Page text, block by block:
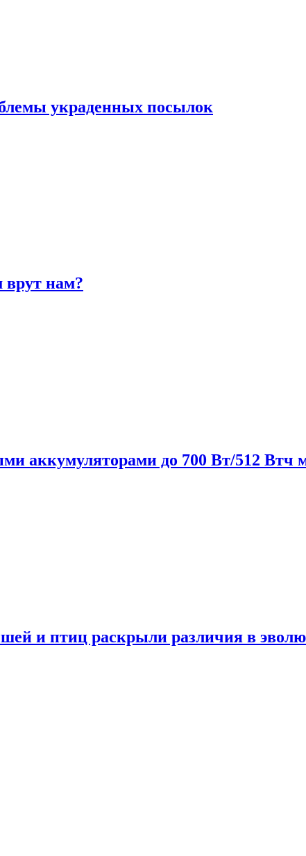
украденных посылок
врут нам?
аккумуляторами до 700 Вт/512 Втч
и птиц раскрыли различия в